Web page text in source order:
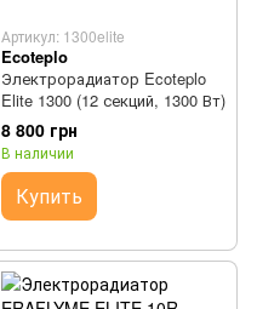
Артикул: 1300elite
Ecoteplo
Электрорадиатор Ecoteplo
Elite 1300 (12 секций, 1300 Вт)
8 800 грн
В наличии
Купить